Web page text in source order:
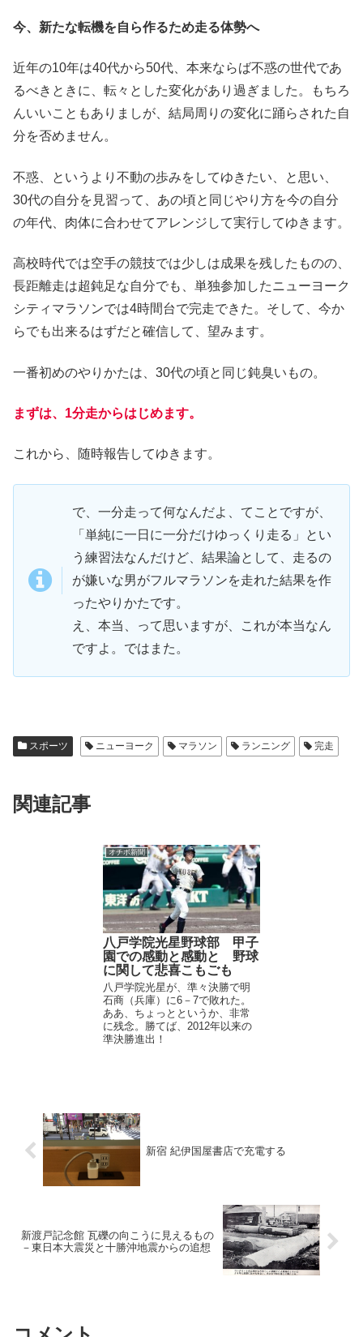
今、新たな転機を自ら作るため走る体勢へ
近年の10年は40代から50代、本来ならば不惑の世代であ
るべきときに、転々とした変化があり過ぎました。もちろ
んいいこともありましが、結局周りの変化に踊らされた自
分を否めません。
不惑、というより不動の歩みをしてゆきたい、と思い、
30代の自分を見習って、あの頃と同じやり方を今の自分
の年代、肉体に合わせてアレンジして実行してゆきます。
高校時代では空手の競技では少しは成果を残したものの、
長距離走は超鈍足な自分でも、単独参加したニューヨーク
シティマラソンでは4時間台で完走できた。そして、今か
らでも出来るはずだと確信して、望みます。
一番初めのやりかたは、30代の頃と同じ鈍臭いもの。
まずは、1分走からはじめます。
これから、随時報告してゆきます。
で、一分走って何なんだよ、てことですが、
「単純に一日に一分だけゆっくり走る」とい
う練習法なんだけど、結果論として、走るの
が嫌いな男がフルマラソンを走れた結果を作
ったやりかたです。
え、本当、って思いますが、これが本当なん
ですよ。ではまた。
スポーツ ニューヨーク マラソン ランニング 完走
関連記事
オチボ新聞
八戸学院光星野球部 甲子
園での感動と感動と 野球
に関して悲喜こもごも
八戸学院光星が、準々決勝で明
石商（兵庫）に6－7で敗れた。
ああ、ちょっとというか、非常
に残念。勝てば、2012年以来の
準決勝進出！
新宿 紀伊国屋書店で充電する
新渡戸記念館 瓦礫の向こうに見えるもの
－東日本大震災と十勝沖地震からの追想